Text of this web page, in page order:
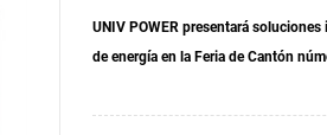
UNIV POWER presentará soluciones
de energía en la Feria de Cantón